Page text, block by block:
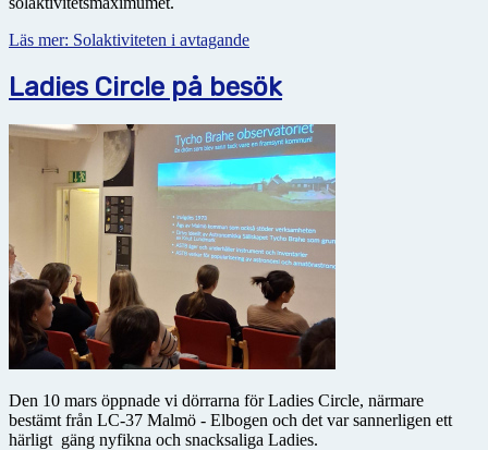
Läs mer: Solaktiviteten i avtagande
Ladies Circle på besök
Den 10 mars öppnade vi dörrarna för Ladies Circle, närmare
bestämt från LC-37 Malmö - Elbogen och det var sannerligen ett
härligt gäng nyfikna och snacksaliga Ladies.